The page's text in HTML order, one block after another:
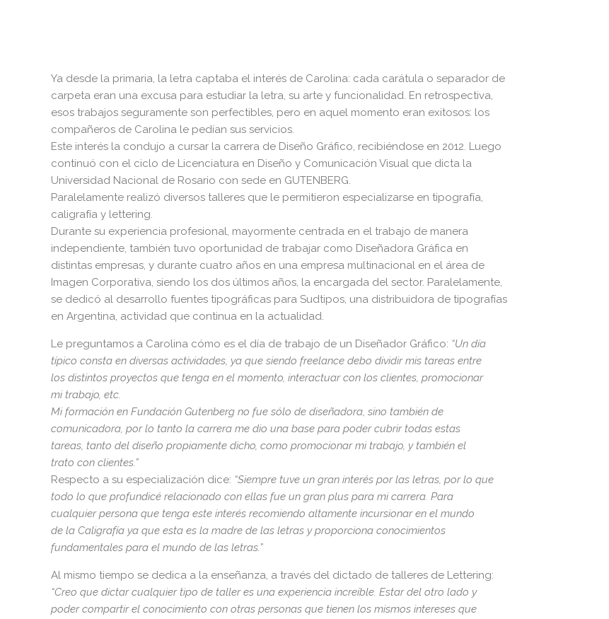
Ya desde la primaria, la letra captaba el interés de Carolina: cada carátula o separador de
carpeta eran una excusa para estudiar la letra, su arte y funcionalidad. En retrospectiva,
esos trabajos seguramente son perfectibles, pero en aquel momento eran exitosos: los
compañeros de Carolina le pedían sus servicios.
Este interés la condujo a cursar la carrera de Diseño Gráfico, recibiéndose en 2012. Luego
continuó con el ciclo de Licenciatura en Diseño y Comunicación Visual que dicta la
Universidad Nacional de Rosario con sede en GUTENBERG.
Paralelamente realizó diversos talleres que le permitieron especializarse en tipografía,
caligrafía y lettering.
Durante su experiencia profesional, mayormente centrada en el trabajo de manera
independiente, también tuvo oportunidad de trabajar como Diseñadora Gráfica en
distintas empresas, y durante cuatro años en una empresa multinacional en el área de
Imagen Corporativa, siendo los dos últimos años, la encargada del sector. Paralelamente,
se dedicó al desarrollo fuentes tipográficas para Sudtipos, una distribuidora de tipografías
en Argentina, actividad que continua en la actualidad.
Le preguntamos a Carolina cómo es el día de trabajo de un Diseñador Gráfico: “Un día
típico consta en diversas actividades, ya que siendo freelance debo dividir mis tareas entre
los distintos proyectos que tenga en el momento, interactuar con los clientes, promocionar
mi trabajo, etc.
Mi formación en Fundación Gutenberg no fue sólo de diseñadora, sino también de
comunicadora, por lo tanto la carrera me dio una base para poder cubrir todas estas
tareas, tanto del diseño propiamente dicho, como promocionar mi trabajo, y también el
trato con clientes.”
Respecto a su especialización dice: “Siempre tuve un gran interés por las letras, por lo que
todo lo que profundicé relacionado con ellas fue un gran plus para mi carrera. Para
cualquier persona que tenga este interés recomiendo altamente incursionar en el mundo
de la Caligrafía ya que esta es la madre de las letras y proporciona conocimientos
fundamentales para el mundo de las letras.”
Al mismo tiempo se dedica a la enseñanza, a través del dictado de talleres de Lettering:
“Creo que dictar cualquier tipo de taller es una experiencia increíble. Estar del otro lado y
poder compartir el conocimiento con otras personas que tienen los mismos intereses que